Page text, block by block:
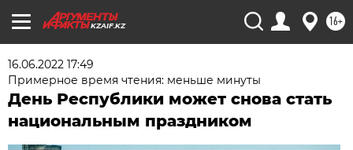
KZAIF.KZ 16+
16.06.2022 17:49
Примерное время чтения: меньше минуты
День Республики может снова стать
национальным праздником